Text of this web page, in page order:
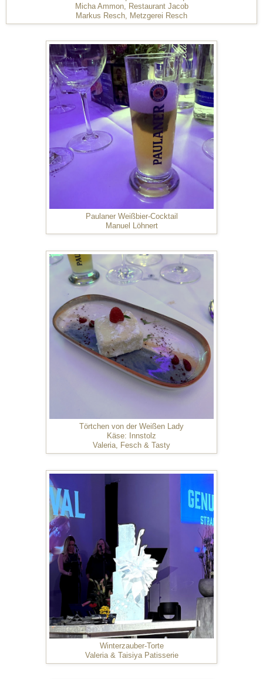
Micha Ammon, Restaurant Jacob
Markus Resch, Metzgerei Resch
Paulaner Weißbier-Cocktail
Manuel Löhnert
Törtchen von der Weißen Lady
Käse: Innstolz
Valeria, Fesch & Tasty
Winterzauber-Torte
Valeria & Taisiya Patisserie